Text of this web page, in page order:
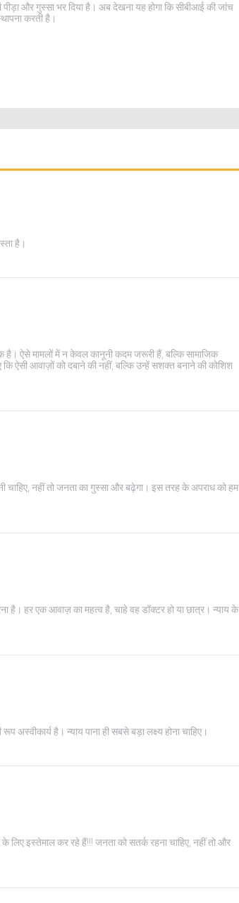
और गुस्सा भर दिया है। अब देखना यह होगा कि सीबीआई की जांच
करती है।
है।
है। ऐसे मामलों में न केवल कानूनी कदम जरूरी हैं, बल्कि सामाजिक
ऐसी आवाज़ों को दबाने की नहीं, बल्कि उन्हें सशक्त बनाने की कोशिश
चाहिए, नहीं तो जनता का गुस्सा और बढ़ेगा। इस तरह के अपराध को हम
है। हर एक आवाज़ का महत्व है, चाहे वह डॉक्टर हो या छात्र। न्याय के
अस्वीकार्य है। न्याय पाना ही सबसे बड़ा लक्ष्य होना चाहिए।
लिए इस्तेमाल कर रहे हैं!!! जनता को सतर्क रहना चाहिए, नहीं तो और